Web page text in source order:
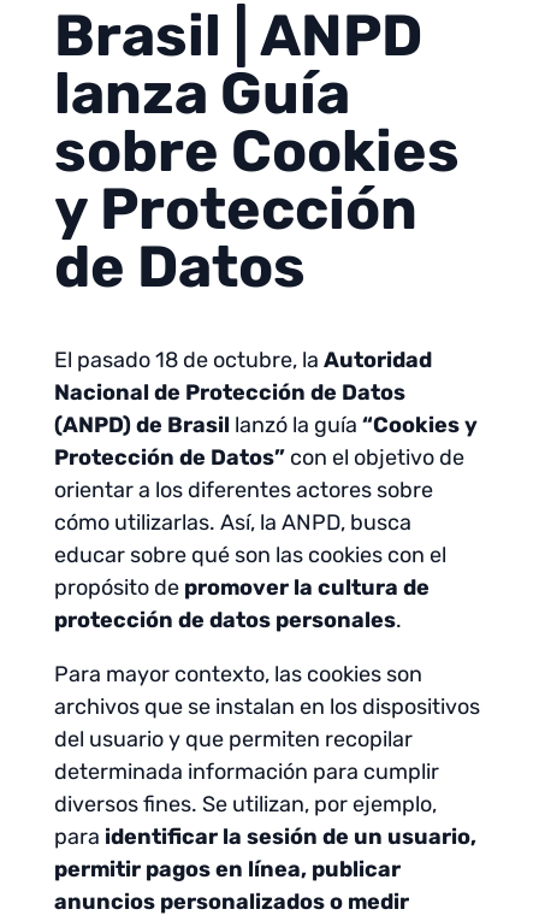
Brasil | ANPD
lanza Guía
sobre Cookies
y Protección
de Datos
El pasado 18 de octubre, la Autoridad
Nacional de Protección de Datos
(ANPD) de Brasil lanzó la guía “Cookies y
Protección de Datos”con el objetivo de
orientar a los diferentes actores sobre
cómo utilizarlas. Así, la ANPD, busca
educar sobre qué son las cookies con el
propósito de promover la cultura de
protección de datos personales.
Para mayor contexto, las cookies son
archivos que se instalan en los dispositivos
del usuario y que permiten recopilar
determinada información para cumplir
diversos fines. Se utilizan, por ejemplo,
para identificar la sesión de un usuario,
permitir pagos en línea, publicar
anuncios personalizados o medir